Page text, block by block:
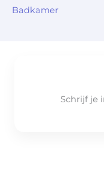
Badkamer
Schrijf je